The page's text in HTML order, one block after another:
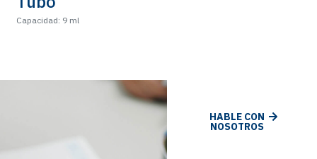
Capacidad: 9 ml
HABLE CON
NOSOTROS